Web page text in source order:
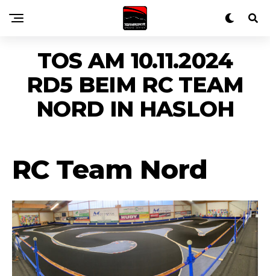
TOS AM 10.11.2024
RD5 BEIM RC TEAM
NORD IN HASLOH
RC Team Nord